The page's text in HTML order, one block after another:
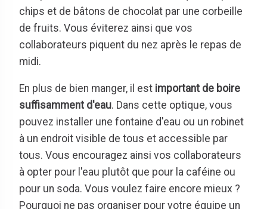
chips et de bâtons de chocolat par une corbeille
de fruits. Vous éviterez ainsi que vos
collaborateurs piquent du nez après le repas de
midi.
En plus de bien manger, il est important de boire
suffisamment d'eau. Dans cette optique, vous
pouvez installer une fontaine d'eau ou un robinet
à un endroit visible de tous et accessible par
tous. Vous encouragez ainsi vos collaborateurs
à opter pour l'eau plutôt que pour la caféine ou
pour un soda. Vous voulez faire encore mieux ?
Pourquoi ne pas organiser pour votre équipe un